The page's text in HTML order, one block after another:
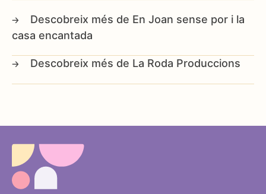
En Joan sense por i la
casa encantada
La Roda Produccions